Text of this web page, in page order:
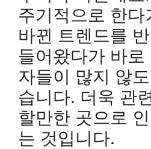
주기적으로 한다
바뀐 트렌드를
들어왔다가 바로
자들이 많지 않
습니다. 더욱 관
할만한 곳으로
는 것입니다.